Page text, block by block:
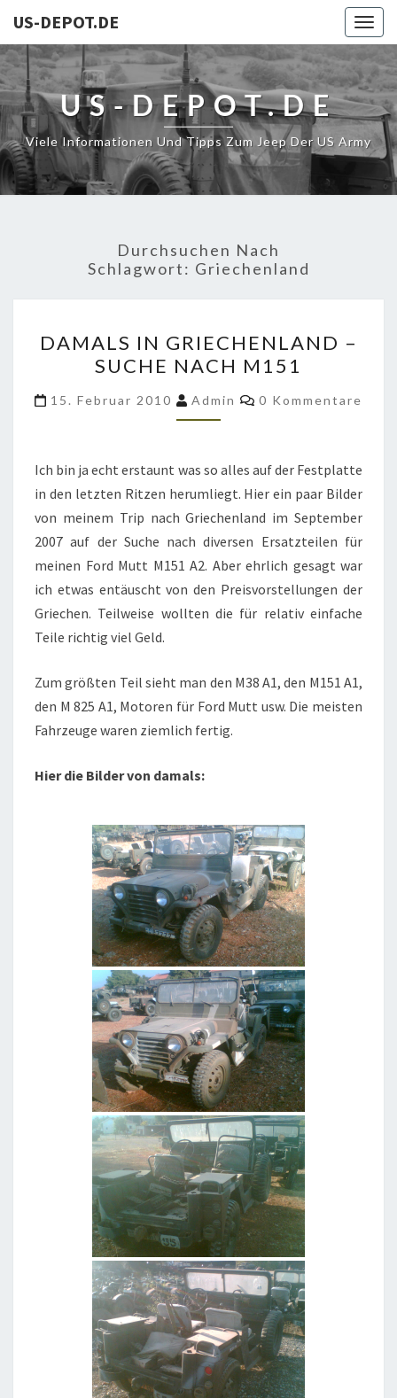
US-DEPOT.DE
US-DEPOT.DE
Viele Informationen Und Tipps Zum Jeep Der US Army
Durchsuchen Nach
Schlagwort: Griechenland
IN
GRIECHENLAND
–
SUCHE
M151
DAMALS IN GRIECHENLAND –
SUCHE NACH M151
15. Februar 2010 Admin Kommentare
0 Kommentare
Ich bin ja echt erstaunt was so alles auf der Festplatte
in den letzten Ritzen herumliegt. Hier ein paar Bilder
von meinem Trip nach Griechenland im September
2007 auf der Suche nach diversen Ersatzteilen für
meinen Ford Mutt M151 A2. Aber ehrlich gesagt war
ich etwas entäuscht von den Preisvorstellungen der
Griechen. Teilweise wollten die für relativ einfache
Teile richtig viel Geld.
Zum größten Teil sieht man den M38 A1, den M151 A1,
den M 825 A1, Motoren für Ford Mutt usw. Die meisten
Fahrzeuge waren ziemlich fertig.
Hier die Bilder von damals: